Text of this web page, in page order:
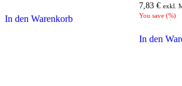
In den Warenkorb
7,83 € exkl.
You save (%)
In den